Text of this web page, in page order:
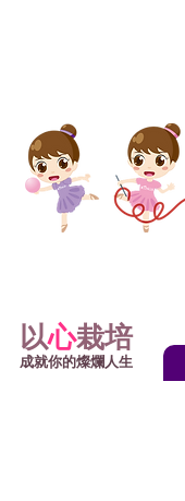
以心栽培
成就你的燦爛人生